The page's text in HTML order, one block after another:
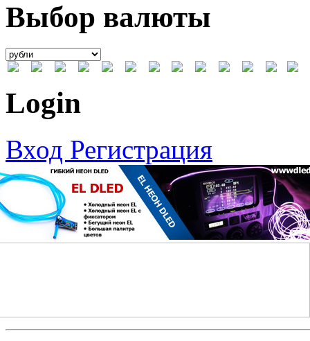
Выбор валюты
Login
Вход Регистрация